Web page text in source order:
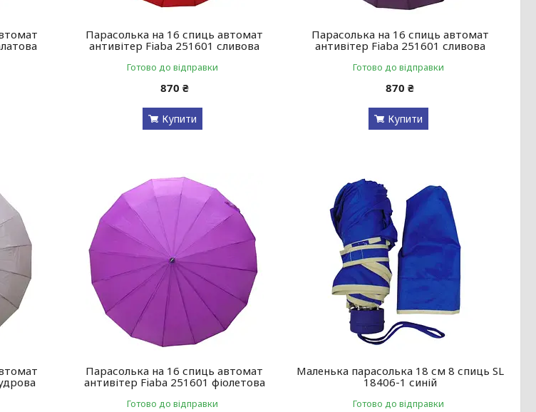
Парасолька на 16 спиць автомат
антивітер Fiaba 251601 сливова
Готово до відправки
870 ₴
Купити
Парасолька на 16 спиць автомат
антивітер Fiaba 251601 сливова
Готово до відправки
870 ₴
Купити
Парасолька на 16 спиць автомат
антивітер Fiaba 251601 фіолетова
Готово до відправки
Маленька парасолька 18 см 8 спиць SL
18406-1 синій
Готово до відправки